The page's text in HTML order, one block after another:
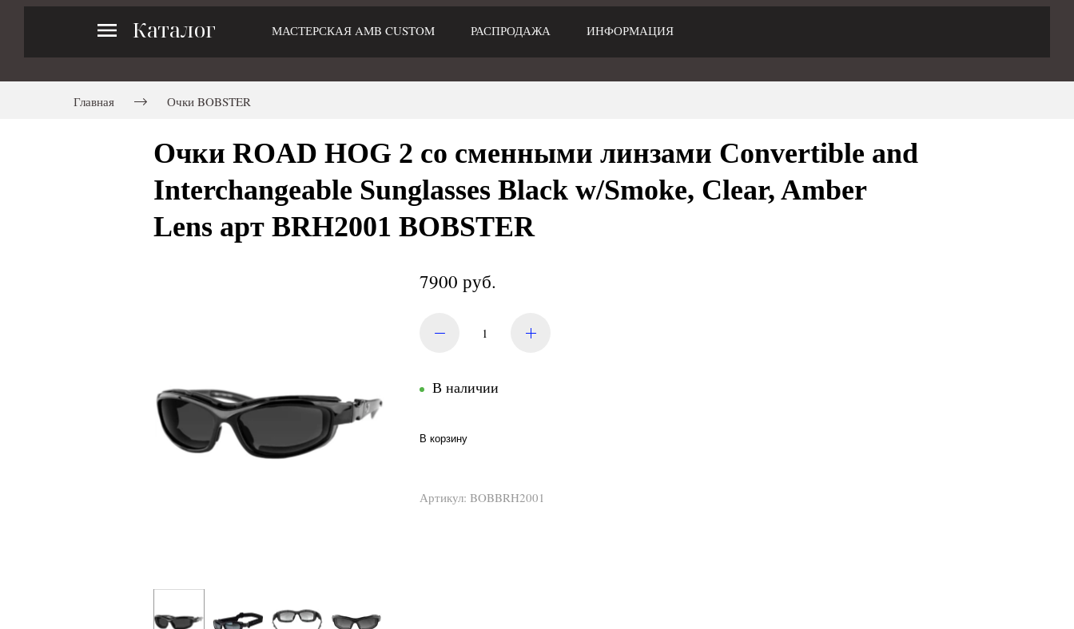
Каталог МАСТЕРСКАЯ AMB CUSTOM РАСПРОДАЖА ИНФОРМАЦИЯ
Главная Очки BOBSTER
Очки ROAD HOG 2 со сменными линзами Convertible and
Interchangeable Sunglasses Black w/Smoke, Clear, Amber
Lens арт BRH2001 BOBSTER
7900 руб.
В наличии
В корзину
Артикул: BOBBRH2001